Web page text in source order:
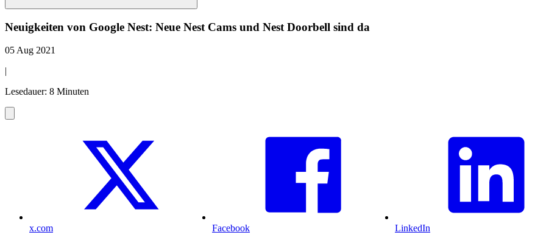
Neuigkeiten von Google Nest: Neue Nest Cams und Nest Doorbell sind da
05 Aug 2021
|
Lesedauer: 8 Minuten
x.com Facebook LinkedIn